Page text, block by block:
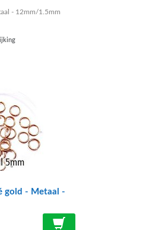
- 12mm/1.5mm
gold - Metaal -